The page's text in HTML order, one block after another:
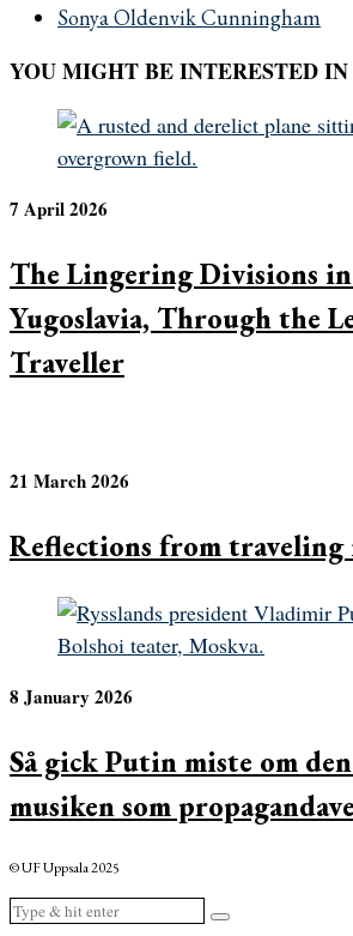
Sonya Oldenvik Cunningham
YOU MIGHT BE INTERESTED IN
7 April 2026
The Lingering Divisions
Yugoslavia, Through the
Traveller
21 March 2026
Reflections from traveling
8 January 2026
Så gick Putin miste om
musiken som
© UF Uppsala 2025